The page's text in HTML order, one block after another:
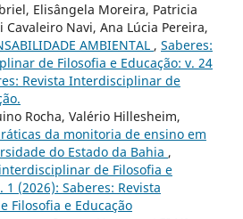
Elisângela Moreira, Patricia
Navi, Ana Lúcia Pereira,
AMBIENTAL , Saberes:
de Filosofia e Educação: v. 24
Revista Interdisciplinar de
Rocha, Valério Hillesheim,
da monitoria de ensino em
do Estado da Bahia ,
de Filosofia e
1 (2026): Saberes: Revista
Filosofia e Educação